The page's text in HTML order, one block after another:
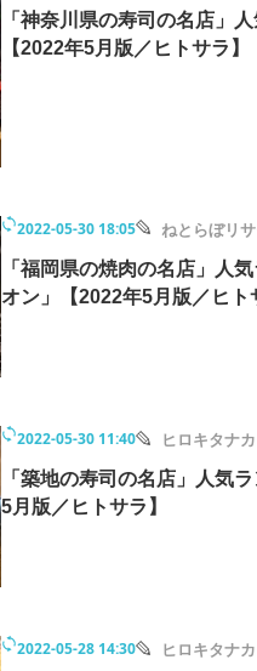
「神奈川県の寿司の名店」
【2022年5月版／ヒトサラ】
2022-05-30 18:05 ねとらぼリ
「福岡県の焼肉の名店」人
オン」【2022年5月版／ヒト
2022-05-30 11:40 ヒロキタナカ
「築地の寿司の名店」人気
5月版／ヒトサラ】
2022-05-28 14:30 ヒロキタナカ